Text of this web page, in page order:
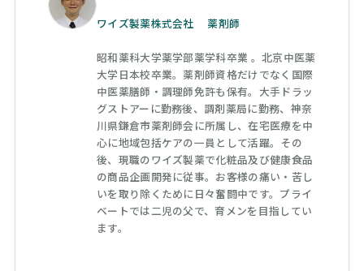
ワイズ製薬株式会社 薬剤師
昭和薬科大学薬学部薬学科卒業 。北京中医薬
大学日本校卒業。薬剤師資格だけでなく国際
中医薬膳師・調理師免許も保有。大手ドラッ
グストアーに勤務後、調剤薬局に勤務、神奈
川県鎌倉市薬剤師会に所属し、在宅医療を中
心に地域包括ケアの一員として活躍。その
後、現職のワイズ製薬で化粧品及び健康食品
の商品企画開発に従事。お客様の痛い・苦し
いを取り除くために日々奮闘中です。プライ
ベートでは二児の父で、育メンを目指してい
ます。